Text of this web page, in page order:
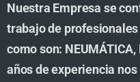
Nuestra Empresa se
trabajo de
como son: NEUMÁTICA,
años de experiencia